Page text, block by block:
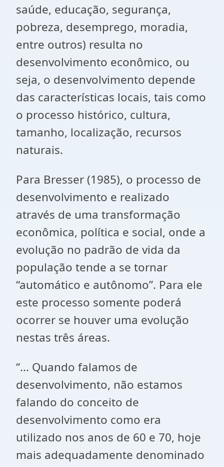
saúde, educação, segurança,
pobreza, desemprego, moradia,
entre outros) resulta no
desenvolvimento econômico, ou
seja, o desenvolvimento depende
das características locais, tais como
o processo histórico, cultura,
tamanho, localização, recursos
naturais.
Para Bresser (1985), o processo de
desenvolvimento e realizado
através de uma transformação
econômica, política e social, onde a
evolução no padrão de vida da
população tende a se tornar
“automático e autônomo”. Para ele
este processo somente poderá
ocorrer se houver uma evolução
nestas três áreas.
“... Quando falamos de
desenvolvimento, não estamos
falando do conceito de
desenvolvimento como era
utilizado nos anos de 60 e 70, hoje
mais adequadamente denominado